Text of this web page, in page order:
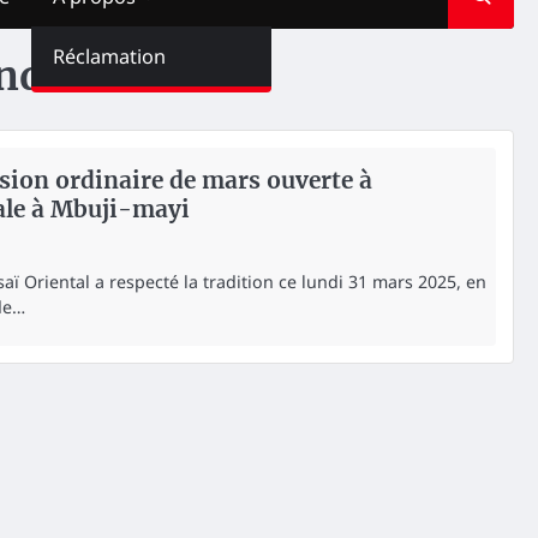
Réclamation
ordinaire de mars ouverte à
à Mbuji-mayi
Oriental a respecté la tradition ce lundi 31 mars 2025, en